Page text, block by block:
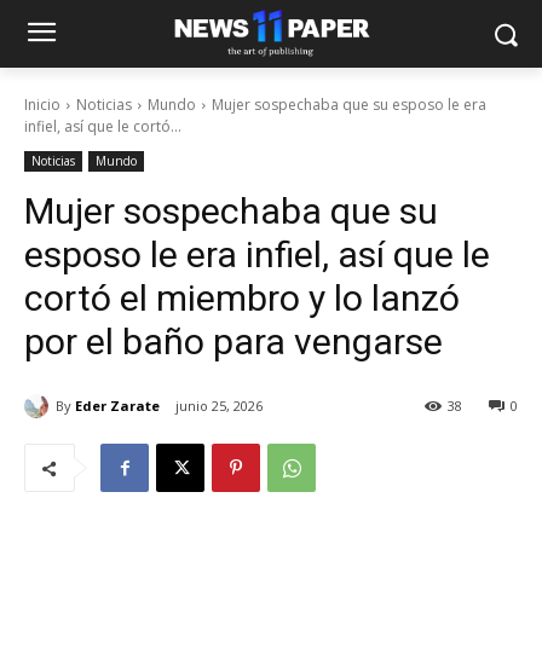
Inicio Noticias Mundo
Mujer sospechaba que su esposo le era
infiel, así que le cortó...
Noticias Mundo
Mujer sospechaba que su
esposo le era infiel, así que le
cortó el miembro y lo lanzó
por el baño para vengarse
By Eder Zarate junio 25, 2026 0
38